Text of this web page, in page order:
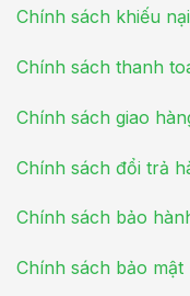
Chính sách khiếu nại
Chính sách thanh
Chính sách giao
Chính sách đổi trả
Chính sách bảo
Chính sách bảo mật